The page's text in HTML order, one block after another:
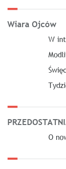
Wiara Ojców
W
O